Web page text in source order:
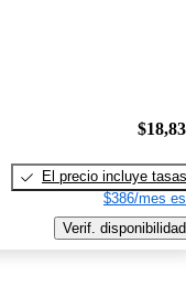
El precio incluye tasas
$386/mes
Verif. disponibilidad